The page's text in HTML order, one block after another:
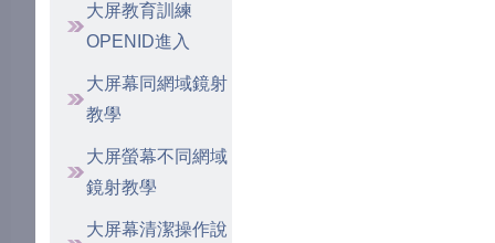
大屏教育訓練
OPENID進入
大屏幕同網域鏡射
教學
大屏螢幕不同網域
鏡射教學
大屏幕清潔操作說